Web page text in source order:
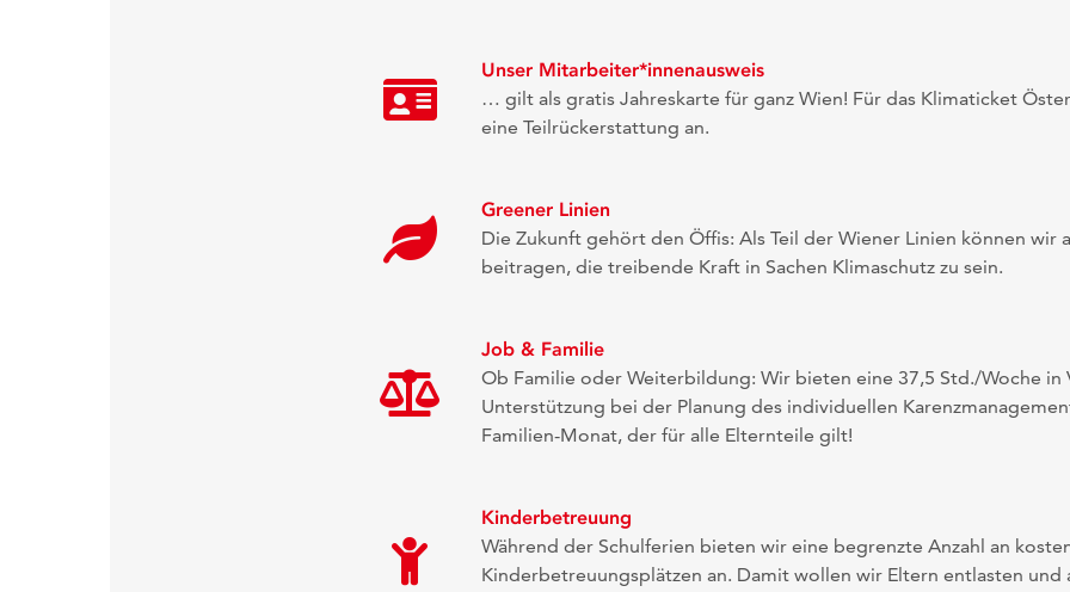
Unser Mitarbeiter*innenausweis
… gilt als gratis Jahreskarte für ganz Wien! Für das Klimaticket
eine Teilrückerstattung an.
Greener Linien
Die Zukunft gehört den Öffis: Als Teil der Wiener Linien können wir
beitragen, die treibende Kraft in Sachen Klimaschutz zu sein.
Job & Familie
Ob Familie oder Weiterbildung: Wir bieten eine 37,5 Std./Woche in
Unterstützung bei der Planung des individuellen
Familien-Monat, der für alle Elternteile gilt!
Kinderbetreuung
Während der Schulferien bieten wir eine begrenzte Anzahl an
Kinderbetreuungsplätzen an. Damit wollen wir Eltern entlasten und